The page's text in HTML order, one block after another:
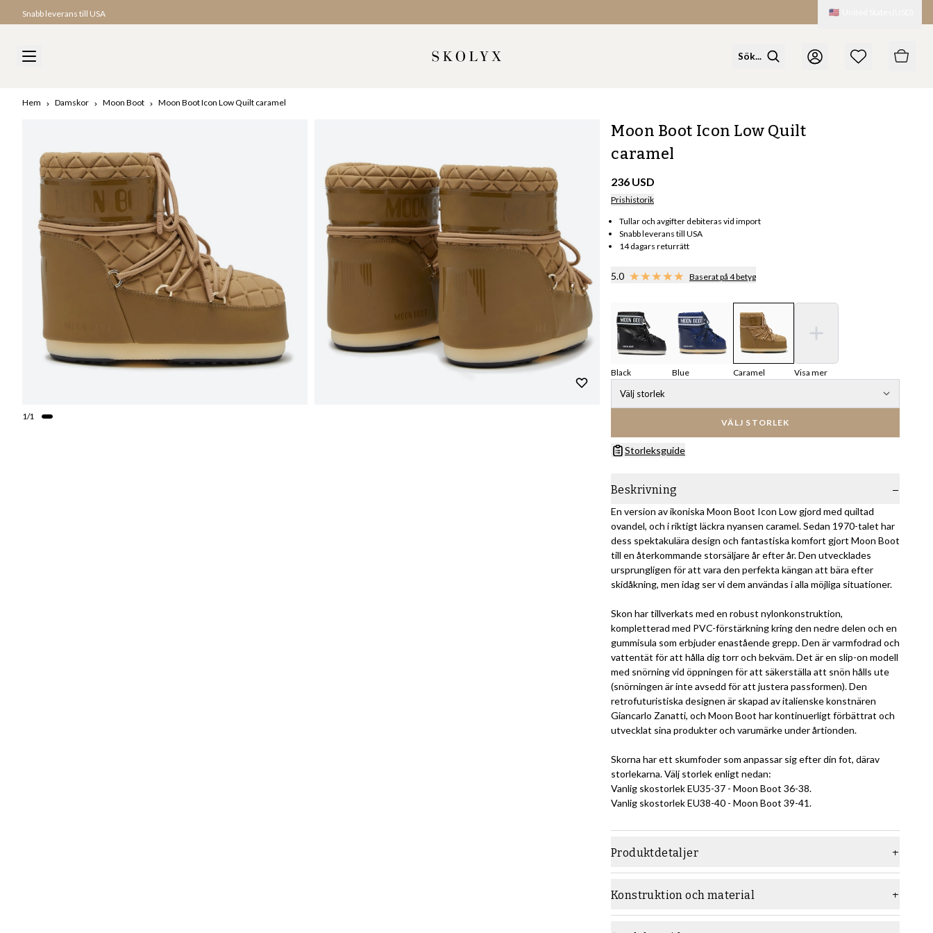
Snabb leverans till USA 🇺🇸
Hem Damskor Moon Boot Moon Boot Icon Low Quilt caramel
1/1
Moon Boot Icon Low Quilt
caramel
236 USD
Prishistorik
Tullar och avgifter debiteras vid import
Snabb leverans till USA
14 dagars returrätt
5.0 Baserat på 4 betyg
Black Blue Caramel Visa mer
Välj storlek
VÄLJ STORLEK
Storleksguide
Beskrivning
En version av ikoniska Moon Boot Icon Low gjord med quiltad
ovandel, och i riktigt läckra nyansen caramel. Sedan 1970-talet har
dess spektakulära design och fantastiska komfort gjort Moon Boot
till en återkommande storsäljare år efter år. Den utvecklades
ursprungligen för att vara den perfekta kängan att bära efter
skidåkning, men idag ser vi dem användas i alla möjliga situationer.
Skon har tillverkats med en robust nylonkonstruktion,
kompletterad med PVC-förstärkning kring den nedre delen och en
gummisula som erbjuder enastående grepp. Den är varmfodrad och
vattentät för att hålla dig torr och bekväm. Det är en slip-on modell
med snörning vid öppningen för att säkerställa att snön hålls ute
(snörningen är inte avsedd för att justera passformen). Den
retrofuturistiska designen är skapad av italienske konstnären
Giancarlo Zanatti, och Moon Boot har kontinuerligt förbättrat och
utvecklat sina produkter och varumärke under årtionden.
Skorna har ett skumfoder som anpassar sig efter din fot, därav
storlekarna. Välj storlek enligt nedan:
Vanlig skostorlek EU35-37 - Moon Boot 36-38.
Vanlig skostorlek EU38-40 - Moon Boot 39-41.
Produktdetaljer
Konstruktion och material
Den limmade konstruktionen är den mest grundläggande